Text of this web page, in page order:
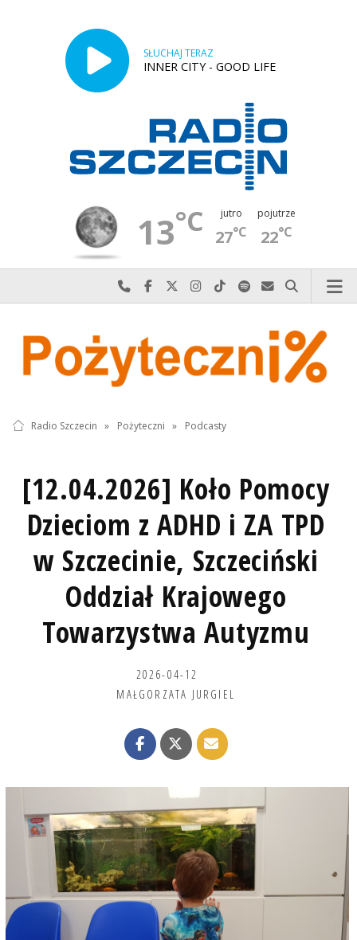
SŁUCHAJ TERAZ
INNER CITY - GOOD LIFE
13°C jutro
27°C
pojutrze
22°C
Najlepiej po prostu do nas zadzwoń
Odwiedź nas na Facebook-u
Odwiedź nas na X
Odwiedź nas na Instagram-ie
Odwiedź nas na TikTok-u
Szukaj nas na Spotify
Wyślij do nas
Szukaj
Radio Szczecin » Pożyteczni » Podcasty
[12.04.2026] Koło Pomocy
Dzieciom z ADHD i ZA TPD
w Szczecinie, Szczeciński
Oddział Krajowego
Towarzystwa Autyzmu
2026-04-12
MAŁGORZATA JURGIEL